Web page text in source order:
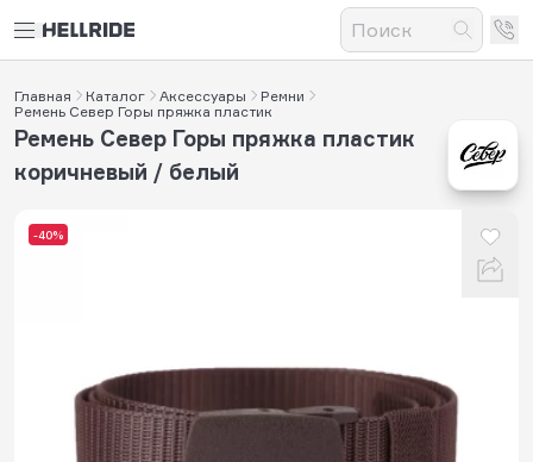
Главная Каталог Аксессуары
Ремни
Ремень Север Горы пряжка пластик
-40%
Ремень Север Горы пряжка пластик
коричневый / белый